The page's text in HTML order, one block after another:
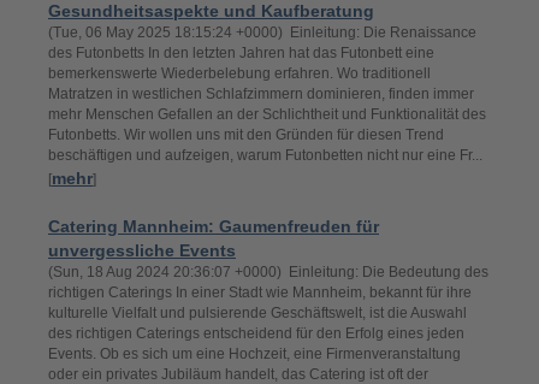
Gesundheitsaspekte und Kaufberatung
(Tue, 06 May 2025 18:15:24 +0000) Einleitung: Die Renaissance
des Futonbetts In den letzten Jahren hat das Futonbett eine
bemerkenswerte Wiederbelebung erfahren. Wo traditionell
Matratzen in westlichen Schlafzimmern dominieren, finden immer
mehr Menschen Gefallen an der Schlichtheit und Funktionalität des
Futonbetts. Wir wollen uns mit den Gründen für diesen Trend
beschäftigen und aufzeigen, warum Futonbetten nicht nur eine Fr...
[mehr]
Catering Mannheim: Gaumenfreuden für
unvergessliche Events
(Sun, 18 Aug 2024 20:36:07 +0000) Einleitung: Die Bedeutung des
richtigen Caterings In einer Stadt wie Mannheim, bekannt für ihre
kulturelle Vielfalt und pulsierende Geschäftswelt, ist die Auswahl
des richtigen Caterings entscheidend für den Erfolg eines jeden
Events. Ob es sich um eine Hochzeit, eine Firmenveranstaltung
oder ein privates Jubiläum handelt, das Catering ist oft der